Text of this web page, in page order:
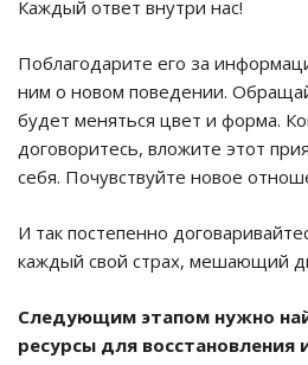
Каждый ответ внутри нас!
Поблагодарите его за
ним о новом поведении.
будет меняться цвет и форма.
договоритесь, вложите этот
себя. Почувствуйте новое
И так постепенно
каждый свой страх, мешающий
Следующим этапом нужно
ресурсы для восстановления